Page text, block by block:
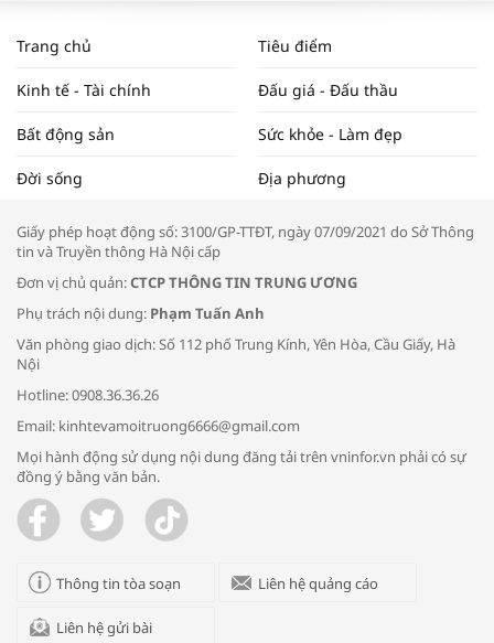
NAM NĂM 2024 VÀ NĂM 2025 | NHỊP
ĐẬP THỊ TRƯỜNG #62
Tọa đàm “Xúc tiến thương mại: Khơi
Bác sĩ tư vấn cách phòng tránh bệnh
đường hô hấp trong thời tiết giao mùa
Trao yêu thương cho em
Trang chủ Tiêu điểm
Kinh tế - Tài chính Đấu giá - Đấu thầu
Bất động sản Sức khỏe - Làm đẹp
Đời sống Địa phương
Giấy phép hoạt động số: 3100/GP-TTĐT, ngày 07/09/2021 do Sở Thông
tin và Truyền thông Hà Nội cấp
Đơn vị chủ quản:CTCP THÔNG TIN TRUNG ƯƠNG
Phụ trách nội dung: Phạm Tuấn Anh
Văn phòng giao dịch: Số 112 phố Trung Kính, Yên Hòa, Cầu Giấy, Hà
Nội
Hotline: 0908.36.36.26
Email: kinhtevamoitruong6666@gmail.com
Mọi hành động sử dụng nội dung đăng tải trên vninfor.vn phải có sự
đồng ý bằng văn bản.
Thông tin tòa soạn Liên hệ quảng cáo
Liên hệ gửi bài